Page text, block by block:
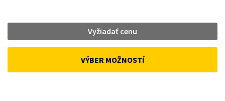
Vyžiadať cenu
VÝBER MOŽNOSTÍ